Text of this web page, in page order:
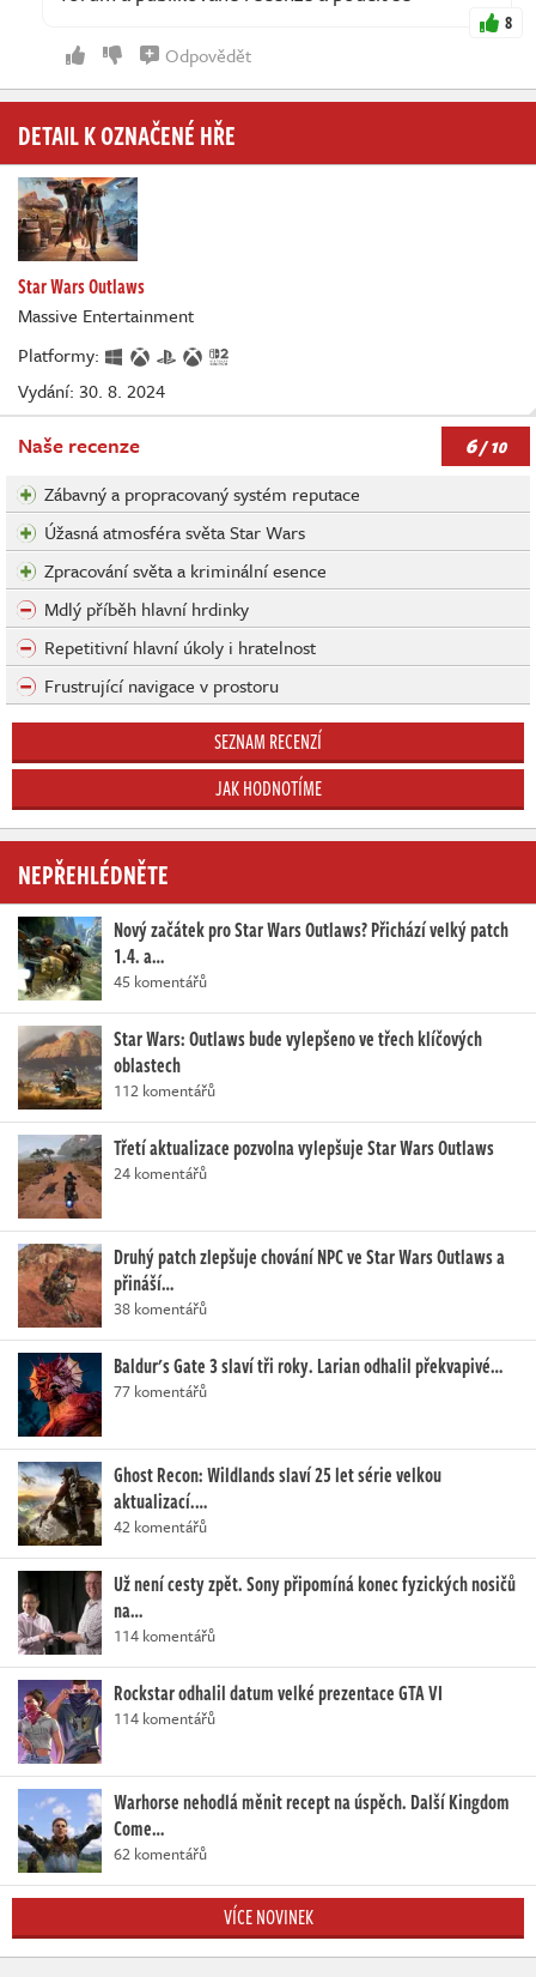
8
Odpovědět
DETAIL K OZNAČENÉ HŘE
Star Wars Outlaws
Massive Entertainment
Platformy:
Vydání: 30. 8. 2024
Naše recenze 6/ 10
Zábavný a propracovaný systém reputace
Úžasná atmosféra světa Star Wars
Zpracování světa a kriminální esence
Mdlý příběh hlavní hrdinky
Repetitivní hlavní úkoly i hratelnost
Frustrující navigace v prostoru
SEZNAM RECENZÍ
JAK HODNOTÍME
NEPŘEHLÉDNĚTE
Nový začátek pro Star Wars Outlaws? Přichází velký patch
1.4. a…
45 komentářů
Star Wars: Outlaws bude vylepšeno ve třech klíčových
oblastech
112 komentářů
Třetí aktualizace pozvolna vylepšuje Star Wars Outlaws
24 komentářů
Druhý patch zlepšuje chování NPC ve Star Wars Outlaws a
přináší…
38 komentářů
Baldur's Gate 3 slaví tři roky. Larian odhalil překvapivé…
77 komentářů
Ghost Recon: Wildlands slaví 25 let série velkou
aktualizací.…
42 komentářů
Už není cesty zpět. Sony připomíná konec fyzických nosičů
na…
114 komentářů
Rockstar odhalil datum velké prezentace GTA VI
114 komentářů
Warhorse nehodlá měnit recept na úspěch. Další Kingdom
Come…
62 komentářů
VÍCE NOVINEK